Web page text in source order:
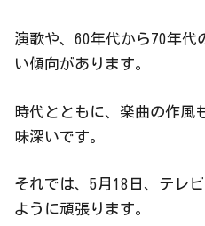
演歌や、60年代から70年代
い傾向があります。
時代とともに、楽曲の作風
味深いです。
それでは、5月18日、テレ
ように頑張ります。